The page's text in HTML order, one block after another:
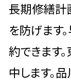
長期修繕計
を防げます
約できます
中します。